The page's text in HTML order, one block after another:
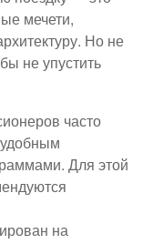
мечети,
Но не
не упустить
часто
Для этой
на